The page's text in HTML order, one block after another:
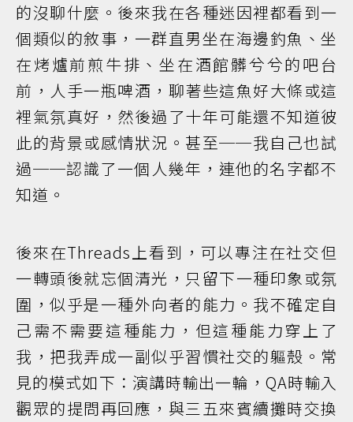
的沒聊什麼。後來我在各種迷因裡都看到一
個類似的敘事，一群直男坐在海邊釣魚、坐
在烤爐前煎牛排、坐在酒館髒兮兮的吧台
前，人手一瓶啤酒，聊著些這魚好大條或這
裡氣氛真好，然後過了十年可能還不知道彼
此的背景或感情狀況。甚至──我自己也試
過──認識了一個人幾年，連他的名字都不
知道。
後來在Threads上看到，可以專注在社交但
一轉頭後就忘個清光，只留下一種印象或氛
圍，似乎是一種外向者的能力。我不確定自
己需不需要這種能力，但這種能力穿上了
我，把我弄成一副似乎習慣社交的軀殼。常
見的模式如下：演講時輸出一輪，QA時輸入
觀眾的提問再回應，與三五來賓續攤時交換